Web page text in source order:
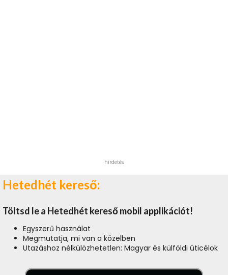
hirdetés
Hetedhét kereső:
Töltsd le a Hetedhét kereső mobil applikációt!
Egyszerű használat
Megmutatja, mi van a közelben
Utazáshoz nélkülözhetetlen: Magyar és külföldi úticélok